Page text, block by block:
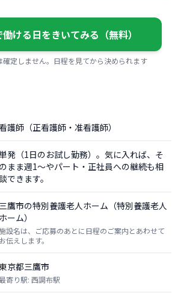
ける日をきいてみる（無料）
確定しません。日程を見てから決められます
護師（正看護師・准看護師）
発（1日のお試し勤務）。気に入れば、そ
のまま週1〜やパート・正社員への継続も相
談できます。
三鷹市の特別養護老人ホーム（特別養護老人
ホーム）
設名は、ご応募のあとに日程のご案内とあわせて
お伝えします。
京都三鷹市
寄り駅: 西調布駅